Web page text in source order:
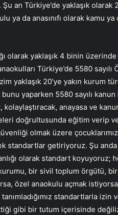
Şu an Türkiye’de yaklaşık
ya da anasınıfı olarak kamu
olarak yaklaşık 4 binin
Türkiye’de 5580 sayılı
yaklaşık 20’ye yakın kurum
yaparken 5580 sayılı kanun
anayasa ve
doğrultusunda eğitim verip
olmak üzere
standartlar getiriyoruz. Şu anda
olarak standart koyuyoruz;
bir sivil toplum örgütü,
özel anaokulu açmak
standartlarla
gibi bir tutum içerisinde